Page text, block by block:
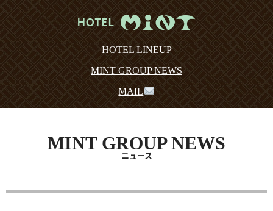
HOTEL LINEUP
MINT GROUP NEWS
MAIL
MINT GROUP NEWS
ニュース